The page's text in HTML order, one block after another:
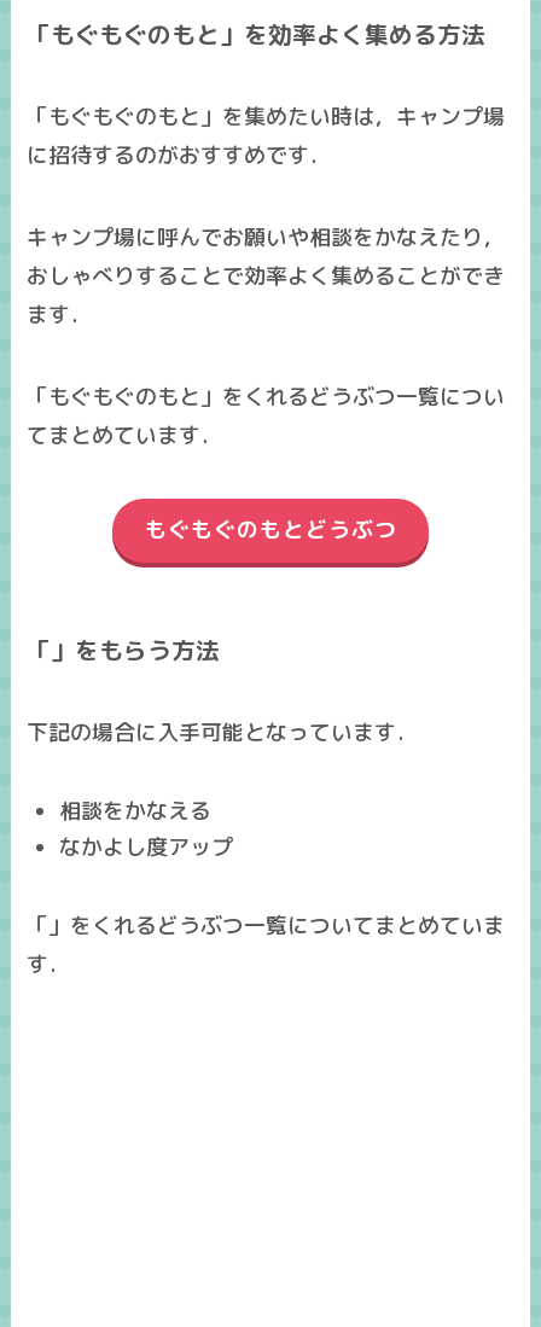
「もぐもぐのもと」を効率よく集める方法
「もぐもぐのもと」を集めたい時は，キャンプ場
に招待するのがおすすめです．
キャンプ場に呼んでお願いや相談をかなえたり，
おしゃべりすることで効率よく集めることができ
ます．
「もぐもぐのもと」をくれるどうぶつ一覧につい
てまとめています．
もぐもぐのもとどうぶつ
「」をもらう方法
下記の場合に入手可能となっています．
相談をかなえる
なかよし度アップ
「」をくれるどうぶつ一覧についてまとめていま
す．